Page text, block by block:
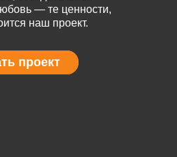
— те ценности,
наш проект.
проект
проект